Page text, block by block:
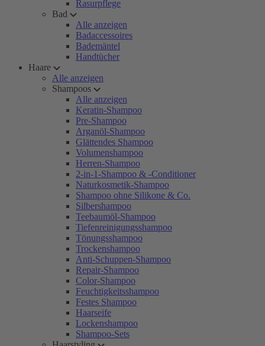
Rasurpflege
Bad
Alle anzeigen
Badaccessoires
Bademäntel
Handtücher
Haare
Alle anzeigen
Shampoos
Alle anzeigen
Keratin-Shampoo
Pre-Shampoo
Arganöl-Shampoo
Glättendes Shampoo
Volumenshampoo
Herren-Shampoo
2-in-1-Shampoo & -Conditioner
Naturkosmetik-Shampoo
Shampoo ohne Silikone & Co.
Silbershampoo
Teebaumöl-Shampoo
Tiefenreinigungsshampoo
Tönungsshampoo
Trockenshampoo
Anti-Schuppen-Shampoo
Repair-Shampoo
Color-Shampoo
Feuchtigkeitsshampoo
Festes Shampoo
Haarseife
Lockenshampoo
Shampoo-Sets